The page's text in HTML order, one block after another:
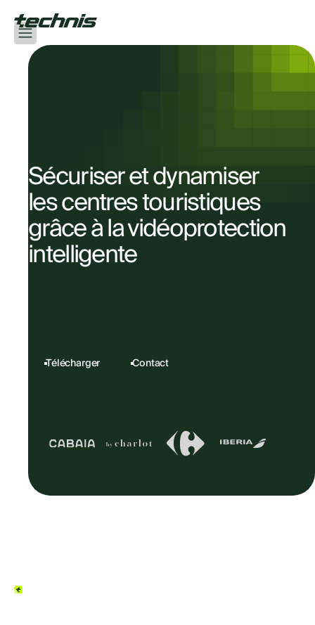
Sécuriser et dynamiser
les centres touristiques
grâce à la vidéoprotection
intelligente
Télécharger Contact